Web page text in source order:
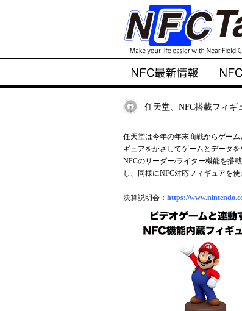
任天堂、NFC搭載フィギ
任天堂は今年の年末商戦からゲー
ギュアをかざしてゲームとデータ
NFCのリーダー/ライター機能を搭
し、同様にNFC対応フィギュアを
決算説明会： https://